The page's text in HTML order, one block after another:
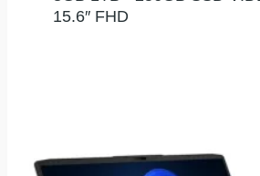
15.6″ FHD